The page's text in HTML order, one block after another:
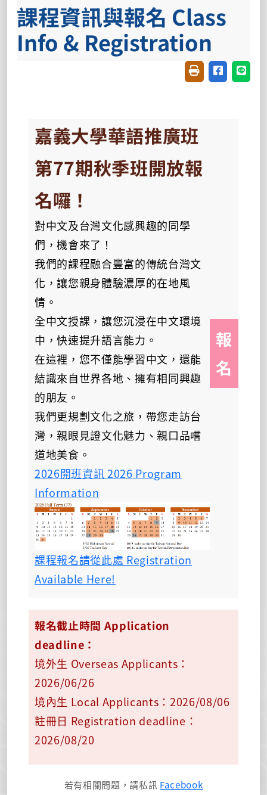
課程資訊與報名 Class
Info & Registration
友善列印(開新視
分享至臉書
分享
嘉義大學華語推廣班
第77期秋季班開放報
名囉！
對中文及台灣文化感興趣的同學
們，機會來了！
我們的課程融合豐富的傳統台灣文
化，讓您親身體驗濃厚的在地風
情。
全中文授課，讓您沉浸在中文環境
中，快速提升語言能力。
在這裡，您不僅能學習中文，還能
結識來自世界各地、擁有相同興趣
的朋友。
我們更規劃文化之旅，帶您走訪台
灣，親眼見證文化魅力、親口品嚐
道地美食。
2026開班資訊 2026 Program
Information
課程報名請從此處 Registration
Available Here!
報
名
報名截止時間 Application
deadline：
境外生 Overseas Applicants：
2026/06/26
境內生 Local Applicants：2026/08/06
註冊日 Registration deadline：
2026/08/20
若有相關問題，請私訊 Facebook